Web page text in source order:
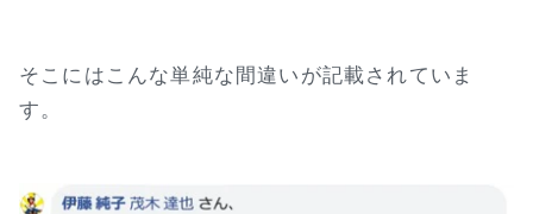
そこにはこんな単純な間違いが記載されていま
す。